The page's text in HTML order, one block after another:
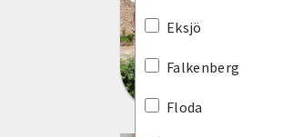
Eksjö
Falkenberg
Floda